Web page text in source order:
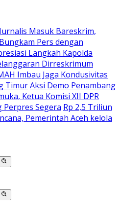
Masuk Bareskrim,
Pers dengan
Langkah Kapolda
Dirreskrimum
Imbau Jaga Kondusivitas
TimurAksi Demo Penambang
Ketua Komisi XII DPR
Perpres Segera Rp 2,5 Triliun
Pemerintah Aceh kelola